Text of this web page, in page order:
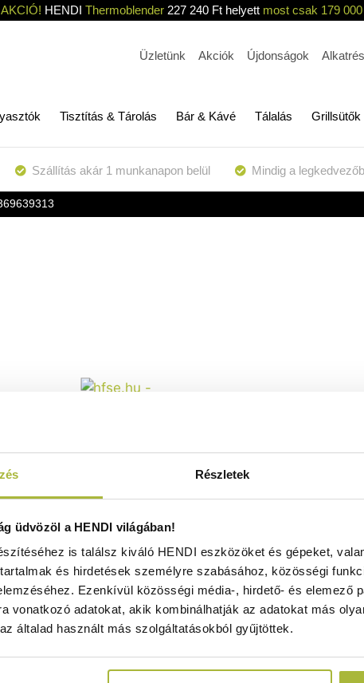
Részletek
üdvözöl a HENDI világában!
is találsz kiváló HENDI eszközöket és gépeket,
és hirdetések személyre szabásához, közösségi
Ezenkívül közösségi média-, hirdető- és elemező
vonatkozó adatokat, akik kombinálhatják az adatokat más
általad használt más szolgáltatásokból gyűjtöttek.
HENDI Thermoblender227 240 Ft helyett most csak 179
Üzletünk Akciók Újdonságok
Tisztítás & Tárolás Bár & Kávé Tálalás Grillsütők
Szállítás akár 1 munkanapon belül Mindig a
Lisztszűrő – ⌀308x(H)74mm - HENDI
639313
4.575Ft+ ÁFA)